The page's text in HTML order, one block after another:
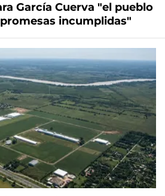
García Cuerva "el pueblo
incumplidas"